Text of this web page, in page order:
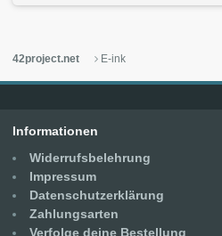
42project.net E-ink
Informationen
Widerrufsbelehrung
Impressum
Datenschutzerklärung
Zahlungsarten
Verfolge deine Bestellung